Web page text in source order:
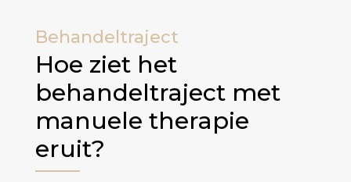
Behandeltraject
Hoe ziet het
behandeltraject met
manuele therapie
eruit?